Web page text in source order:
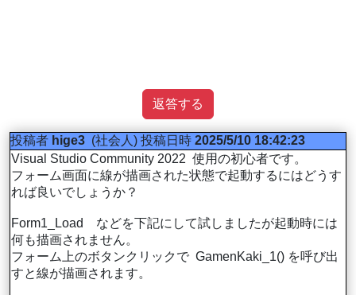
返答する
投稿者 hige3 (社会人) 投稿日時 2025/5/10 18:42:23
Visual Studio Community 2022 使用の初心者です。
フォーム画面に線が描画された状態で起動するにはどうす
れば良いでしょうか？
Form1_Load などを下記にして試しましたが起動時には
何も描画されません。
フォーム上のボタンクリックで GamenKaki_1() を呼び出
すと線が描画されます。